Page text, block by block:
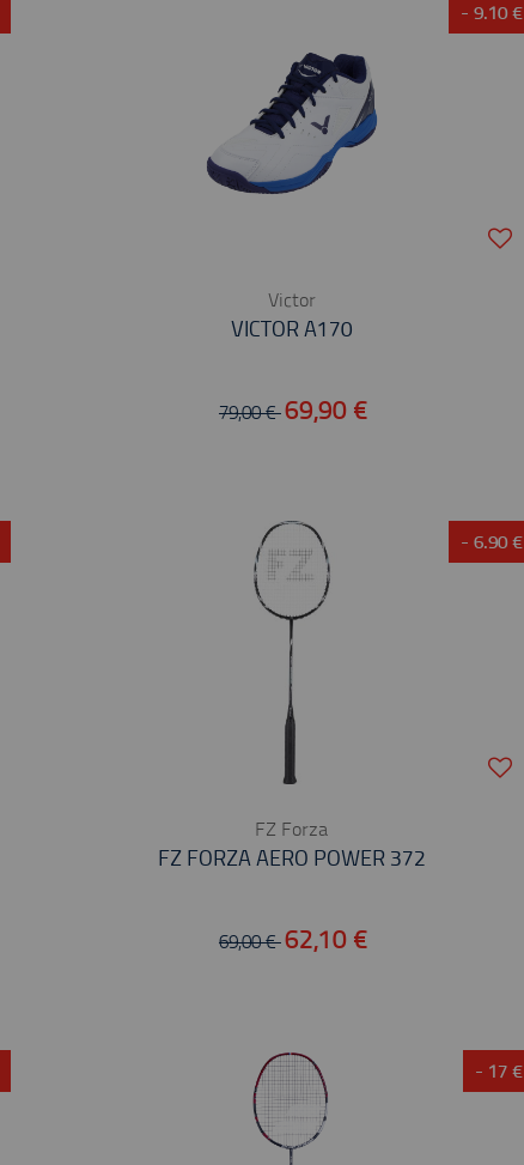
- 9.10 €
Victor
VICTOR A170
79,00 €69,90 €
- 6.90 €
FZ Forza
FZ FORZA AERO POWER 372
69,00 €62,10 €
- 17 €